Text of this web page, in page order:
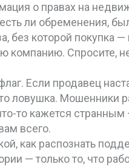
о правах на
ли обременения,
без которой покупка —
компанию. Спросите,
Если продавец
ловушка. Мошенники
то кажется странным
всего.
как распознать
— только то, что